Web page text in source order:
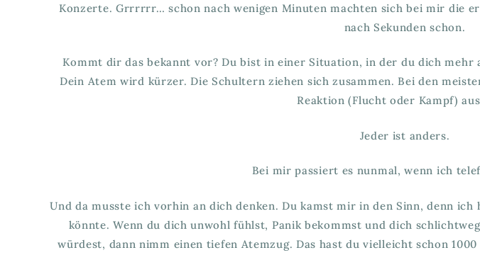
Konzerte. Grrrrrr… schon nach wenigen Minuten machten sich bei mir die
nach Sekunden schon.
Kommt dir das bekannt vor? Du bist in einer Situation, in der du dich mehr
Dein Atem wird kürzer. Die Schultern ziehen sich zusammen. Bei den
Reaktion (Flucht oder Kampf)
Jeder ist anders.
Bei mir passiert es nunmal, wenn ich
Und da musste ich vorhin an dich denken. Du kamst mir in den Sinn, denn
könnte. Wenn du dich unwohl fühlst, Panik bekommst und dich
würdest, dann nimm einen tiefen Atemzug. Das hast du vielleicht schon